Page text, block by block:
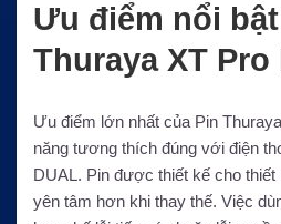
Ưu điểm nổi
Thuraya XT Pro
Ưu điểm lớn nhất của Pin
năng tương thích đúng với điện
DUAL. Pin được thiết kế cho
yên tâm hơn khi thay thế. Việc